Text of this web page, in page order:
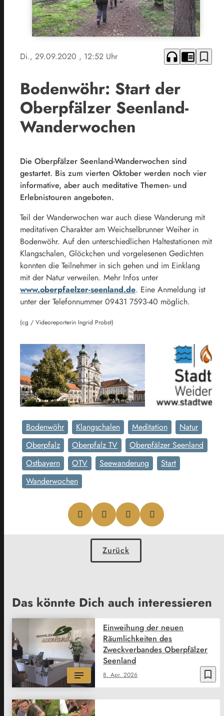
Di., 29.09.2020 , 12:52 Uhr headphones chrome_reader_mode bookmark_border
Bodenwöhr: Start der
Oberpfälzer Seenland-
Wanderwochen
Die Oberpfälzer Seenland-Wanderwochen sind
gestartet. Bis zum vierten Oktober werden noch vier
informative, aber auch meditative Themen- und
Erlebnistouren angeboten.
Teil der Wanderwochen war auch diese Wanderung mit
meditativen Charakter am Weichselbrunner Weiher in
Bodenwöhr. Auf den unterschiedlichen Haltestationen mit
Klangschalen, Glöckchen und vorgelesenen Gedichten
konnten die Teilnehmer in sich gehen und im Einklang
mit der Natur verweilen. Mehr Infos unter
www.oberpfaelzer-seenland.de. Eine Anmeldung ist
unter der Telefonnummer 09431 7593-40 möglich.
(cg / Videoreporterin Ingrid Probst)
Bodenwöhr Klangschalen Meditation
Natur
Oberpfalz
Oberpfalz TV
Oberpfälzer Seenland
Ostbayern
OTV Seewanderung
Start
Wanderwochen
Zurück
Das könnte Dich auch interessieren
bookmark_border
8. Apr. 2026
Einweihung der neuen
Räumlichkeiten des
Zweckverbandes Oberpfälzer
Seenland